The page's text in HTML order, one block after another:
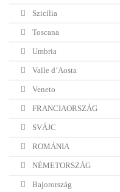
Szicília
Toscana
Umbria
Valle d’Aosta
Veneto
FRANCIAORSZÁG
SVÁJC
ROMÁNIA
NÉMETORSZÁG
Bajorország